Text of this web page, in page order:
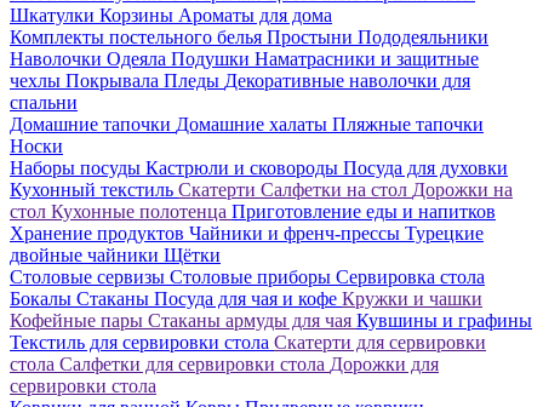
Шкатулки Корзины Ароматы для дома
Комплекты постельного белья Простыни Пододеяльники
Наволочки Одеяла Подушки Наматрасники и защитные
чехлы Покрывала Пледы Декоративные наволочки для
спальни
Домашние тапочки Домашние халаты Пляжные тапочки
Носки
Наборы посуды Кастрюли и сковороды Посуда для духовки
Кухонный текстиль Скатерти Салфетки на стол Дорожки на
стол Кухонные полотенца Приготовление еды и напитков
Хранение продуктов Чайники и френч-прессы Турецкие
двойные чайники Щётки
Столовые сервизы Столовые приборы Сервировка стола
Бокалы Стаканы Посуда для чая и кофе Кружки и чашки
Кофейные пары Стаканы армуды для чая Кувшины и графины
Текстиль для сервировки стола Скатерти для сервировки
стола Салфетки для сервировки стола Дорожки для
сервировки стола